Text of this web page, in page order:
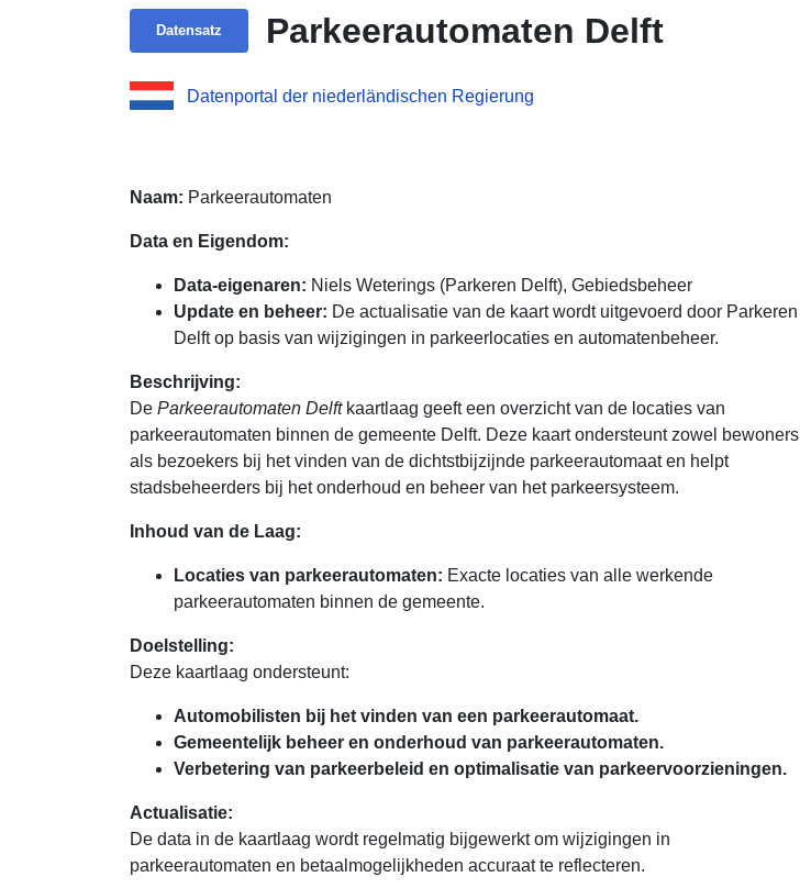
Datensatz Parkeerautomaten Delft
Datenportal der niederländischen Regierung
Naam: Parkeerautomaten
Data en Eigendom:
Data-eigenaren: Niels Weterings (Parkeren Delft), Gebiedsbeheer
Update en beheer: De actualisatie van de kaart wordt uitgevoerd door Parkeren
Delft op basis van wijzigingen in parkeerlocaties en automatenbeheer.
Beschrijving:
De Parkeerautomaten Delftkaartlaag geeft een overzicht van de locaties van
parkeerautomaten binnen de gemeente Delft. Deze kaart ondersteunt zowel bewoners
als bezoekers bij het vinden van de dichtstbijzijnde parkeerautomaat en helpt
stadsbeheerders bij het onderhoud en beheer van het parkeersysteem.
Inhoud van de Laag:
Locaties van parkeerautomaten: Exacte locaties van alle werkende
parkeerautomaten binnen de gemeente.
Doelstelling:
Deze kaartlaag ondersteunt:
Automobilisten bij het vinden van een parkeerautomaat.
Gemeentelijk beheer en onderhoud van parkeerautomaten.
Verbetering van parkeerbeleid en optimalisatie van parkeervoorzieningen.
Actualisatie:
De data in de kaartlaag wordt regelmatig bijgewerkt om wijzigingen in
parkeerautomaten en betaalmogelijkheden accuraat te reflecteren.